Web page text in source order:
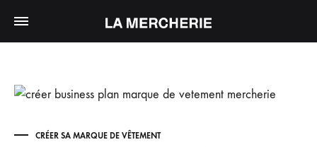
CRÉER SA MARQUE DE VÊTEMENT